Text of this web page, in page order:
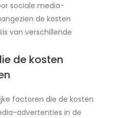
sociale media-
de kosten
van verschillende
de kosten
factoren die de kosten
advertenties in de